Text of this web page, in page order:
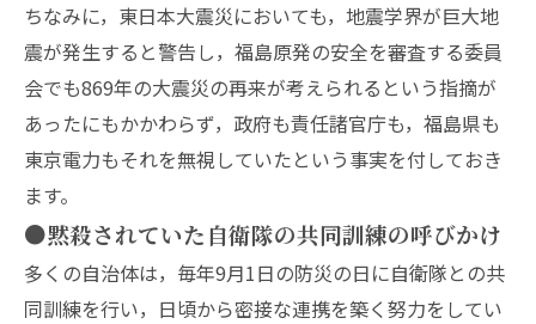
ちなみに，東日本大震災においても，地震学界が巨大地
震が発生すると警告し，福島原発の安全を審査する委員
会でも869年の大震災の再来が考えられるという指摘が
あったにもかかわらず，政府も責任諸官庁も，福島県も
東京電力もそれを無視していたという事実を付しておき
ます。
●黙殺されていた自衛隊の共同訓練の呼びかけ
多くの自治体は，毎年9月1日の防災の日に自衛隊との共
同訓練を行い，日頃から密接な連携を築く努力をしてい